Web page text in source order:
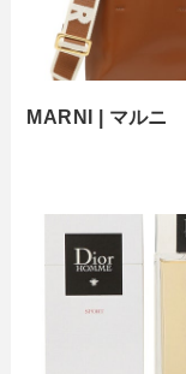
MARNI | マルニ